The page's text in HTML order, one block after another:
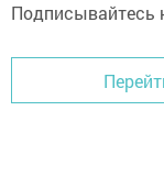
Подписывайтесь